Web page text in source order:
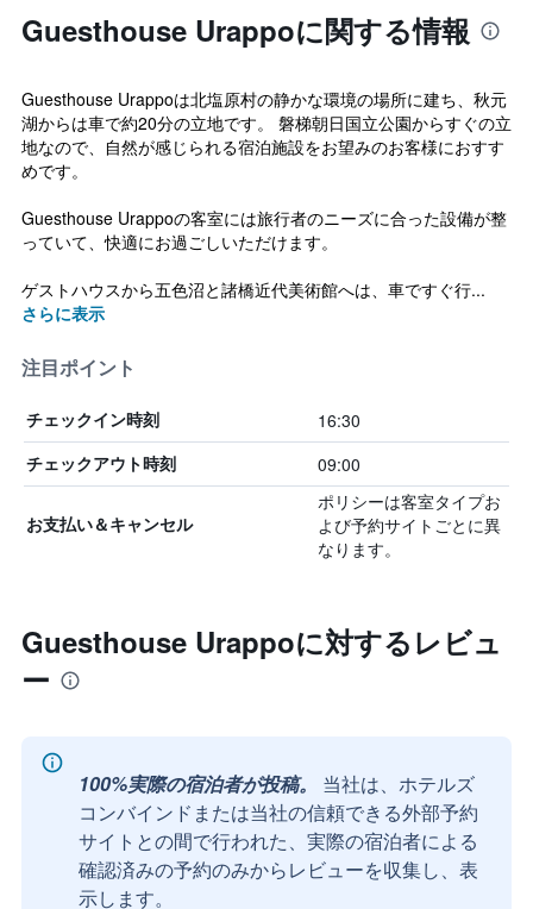
Guesthouse Urappoに関する情報
Guesthouse Urappoは北塩原村の静かな環境の場所に建ち、秋元
湖からは車で約20分の立地です。 磐梯朝日国立公園からすぐの立
地なので、自然が感じられる宿泊施設をお望みのお客様におすす
めです。
Guesthouse Urappoの客室には旅行者のニーズに合った設備が整
っていて、快適にお過ごしいただけます。
ゲストハウスから五色沼と諸橋近代美術館へは、車ですぐ行...
さらに表示
注目ポイント
チェックイン時刻 16:30
チェックアウト時刻 09:00
お支払い＆キャンセル
ポリシーは客室タイプお
よび予約サイトごとに異
なります。
Guesthouse Urappoに対するレビュ
ー
100%実際の宿泊者が投稿。
当社は、ホテルズ
コンバインドまたは当社の信頼できる外部予約
サイトとの間で行われた、実際の宿泊者による
確認済みの予約のみからレビューを収集し、表
示します。